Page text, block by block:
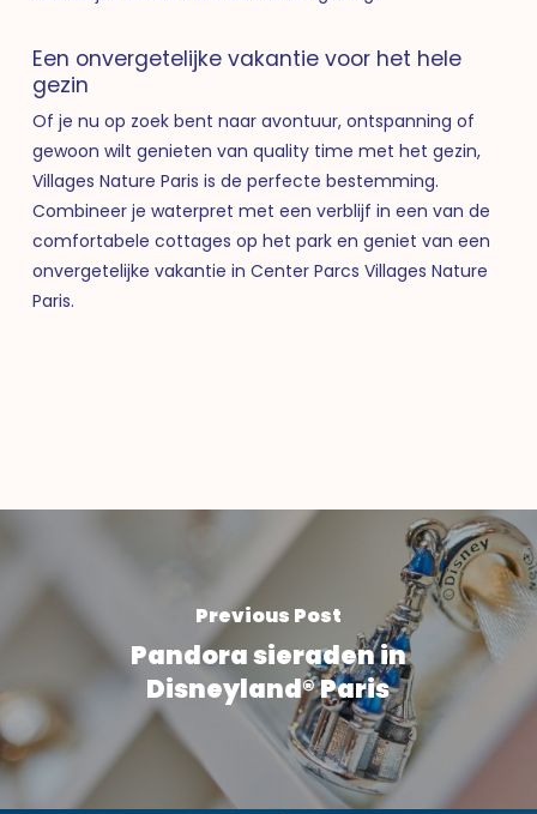
Een onvergetelijke vakantie voor het hele
gezin
Of je nu op zoek bent naar avontuur, ontspanning of
gewoon wilt genieten van quality time met het gezin,
Villages Nature Paris is de perfecte bestemming.
Combineer je waterpret met een verblijf in een van de
comfortabele cottages op het park en geniet van een
onvergetelijke vakantie in Center Parcs Villages Nature
Paris.
Previous Post
Pandora sieraden in
Disneyland® Paris